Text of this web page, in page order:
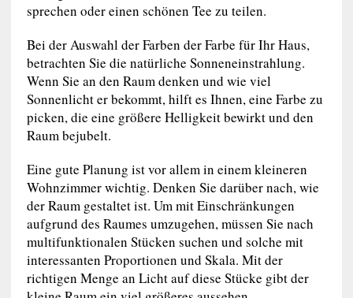
sprechen oder einen schönen Tee zu teilen.
Bei der Auswahl der Farben der Farbe für Ihr Haus,
betrachten Sie die natürliche Sonneneinstrahlung.
Wenn Sie an den Raum denken und wie viel
Sonnenlicht er bekommt, hilft es Ihnen, eine Farbe zu
picken, die eine größere Helligkeit bewirkt und den
Raum bejubelt.
Eine gute Planung ist vor allem in einem kleineren
Wohnzimmer wichtig. Denken Sie darüber nach, wie
der Raum gestaltet ist. Um mit Einschränkungen
aufgrund des Raumes umzugehen, müssen Sie nach
multifunktionalen Stücken suchen und solche mit
interessanten Proportionen und Skala. Mit der
richtigen Menge an Licht auf diese Stücke gibt der